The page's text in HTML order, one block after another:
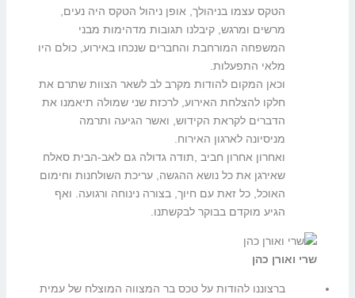
הטקס עצמו בניהולך, אופן ניהול הטקס היה נעים,
מרשים ומרגש, קיבלנו תגובות מדהימות מבני
המשפחה המורחבת והחברים שנכחו באירוע, כולם היו
מלאי התפעלות.
וכאן המקום להודות מקרב לב לשאר הצוות שתרם את
חלקו להצלחת האירוע, לרכזת שני שמולה תיאמנו את
הדברים לקראת הקידוש, ואשר הגיעה ותרמה
מניסיונה לארגון האירוח.
ואחרון אחרון חביב ,תודה גדולה גם לאב-הבית סאלח
שאירגן את כל נושא ההגשה, עריכת השולחנות וחימום
האוכל, כל זאת עם חיוך, בצורה נינוחה ורגועה. ואף
הגיע מוקדם בבוקר לבקשתנו.
שרי ואורן כהן
ברצוננו להודות על טכס בר המצווה המוצלח של עמית